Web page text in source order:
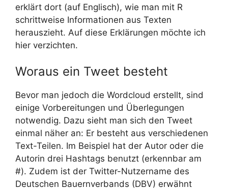
erklärt dort (auf Englisch), wie man mit R
schrittweise Informationen aus Texten
herauszieht. Auf diese Erklärungen möchte ich
hier verzichten.
Woraus ein Tweet besteht
Bevor man jedoch die Wordcloud erstellt, sind
einige Vorbereitungen und Überlegungen
notwendig. Dazu sieht man sich den Tweet
einmal näher an: Er besteht aus verschiedenen
Text-Teilen. Im Beispiel hat der Autor oder die
Autorin drei Hashtags benutzt (erkennbar am
#). Zudem ist der Twitter-Nutzername des
Deutschen Bauernverbands (DBV) erwähnt